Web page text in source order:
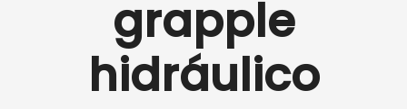
grapple
hidráulico